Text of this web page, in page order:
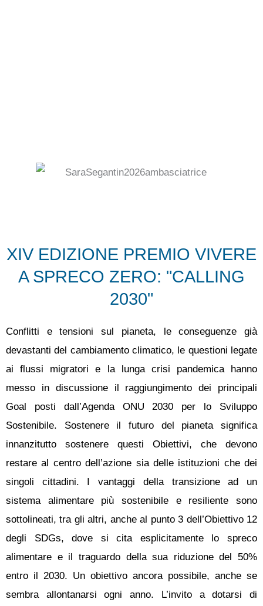
XIV EDIZIONE PREMIO VIVERE
A SPRECO ZERO: "CALLING
2030"
Conflitti e tensioni sul pianeta, le conseguenze già
devastanti del cambiamento climatico, le questioni legate
ai flussi migratori e la lunga crisi pandemica hanno
messo in discussione il raggiungimento dei principali
Goal posti dall’Agenda ONU 2030 per lo Sviluppo
Sostenibile. Sostenere il futuro del pianeta significa
innanzitutto sostenere questi Obiettivi, che devono
restare al centro dell’azione sia delle istituzioni che dei
singoli cittadini. I vantaggi della transizione ad un
sistema alimentare più sostenibile e resiliente sono
sottolineati, tra gli altri, anche al punto 3 dell’Obiettivo 12
degli SDGs, dove si cita esplicitamente lo spreco
alimentare e il traguardo della sua riduzione del 50%
entro il 2030. Un obiettivo ancora possibile, anche se
sembra allontanarsi ogni anno. L’invito a dotarsi di